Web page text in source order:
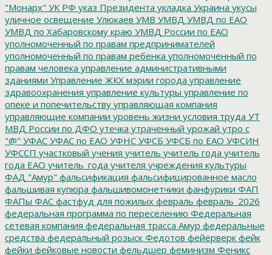
"Монарх" УК РФ указ Президента укладка Украина укусы
уличное освещение Улюкаев УМВ УМВД УМВД по ЕАО
УМВД по Хабаровскому краю УМВД России по ЕАО
уполномоченный по правам предпринимателей
уполномоченный по правам ребенка уполномоченный по
правам человека управление административными
зданиями Управление ЖКХ мэрии города управление
здравоохранения управление культуры управление по
опеке и попечительству управляющая компания
управляющие компании уровень жизни условия труда УТ
МВД России по ДФО утечка утраченный урожай утро с
"@" УФАС УФАС по ЕАО УФНС УФСБ УФСБ по ЕАО УФСИН
УФССП участковый учения учитель учитель года учитель
года ЕАО учитель_года учителя учреждения культуры
ФАД "Амур" фальсификация фальсифицированное масло
фальшивая купюра фальшивомонетчики фанфурики ФАП
ФАПы ФАС фастфуд для пожилых февраль февраль_2026
федеральная программа по переселению Федеральная
сетевая компания федеральная трасса Амур федеральные
средства федеральный розыск Федотов фейерверк фейк
фейки фейковые новости фельдшер феминизм Феникс